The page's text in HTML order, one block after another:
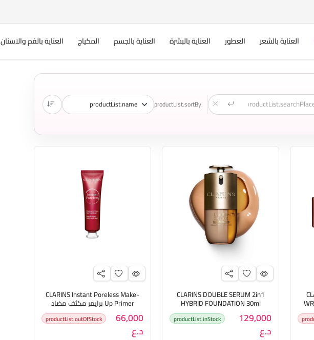
العناية بالشعر العطور العناية بالبشرة العناية بالجسم المكياج العناية بالفم والاسنان
productList.sortBy
CLARINS DOUBLE SERUM 2in1
HYBRID FOUNDATION 30ml
كلارنس كريم أساس معالج وموحد
للون البشرة 129,000
د.ع
productList.inStock
CLARINS Instant Poreless Make-
Up Primer برايمر مكثف مضاد
للمسام من كلارنس66,000
د.ع
productList.outOfStock